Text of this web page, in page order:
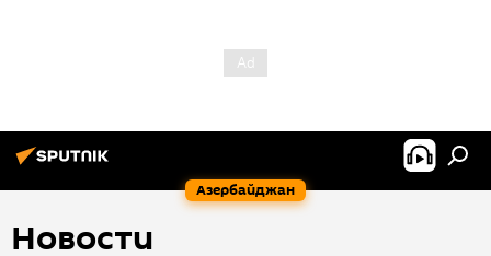
Азербайджан
Новости